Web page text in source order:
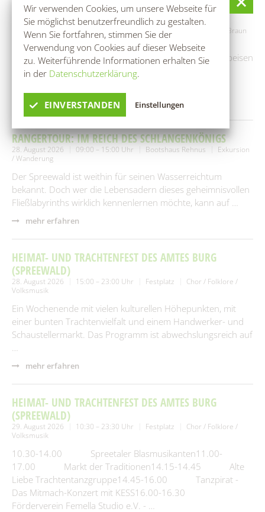
Wir verwenden Cookies, um unsere Webseite für
Sie möglichst benutzerfreundlich zu gestalten.
Wenn Sie fortfahren, stimmen Sie der
Verwendung von Cookies auf dieser Webseite
zu. Weiterführende Informationen erhalten Sie
in der Datenschutzerklärung.
EINVERSTANDEN Einstellungen
ROHKOST-WORKSHOP
25. August 2026 10:00 – 13:00 Uhr
Naturheilpraxen Ina-Elke Braun
Workshop / Seminar
Gemeinsames Herstellen von verschiedenen Rohkostspeisen
(4-5 Gänge Menü)Danach gemeinsames Essen mit den
mehr erfahren
RANGERTOUR: IM REICH DES SCHLANGENKÖNIGS
28. August 2026 09:00 – 15:00 Uhr Bootshaus Rehnus
Exkursion
/ Wanderung
Der Spreewald ist weithin für seinen Wasserreichtum
bekannt. Doch wer die Lebensadern dieses geheimnisvollen
Fließlabyrinths wirklich kennenlernen möchte, kann auf …
mehr erfahren
HEIMAT- UND TRACHTENFEST DES AMTES BURG
(SPREEWALD)
28. August 2026 15:00 – 23:00 Uhr Festplatz
Chor / Folklore /
Volksmusik
Ein Wochenende mit vielen kulturellen Höhepunkten, mit
einer bunten Trachtenvielfalt und einem Handwerker- und
Schaustellermarkt. Das Programm ist abwechslungsreich auf
…
mehr erfahren
HEIMAT- UND TRACHTENFEST DES AMTES BURG
(SPREEWALD)
29. August 2026 10:30 – 23:30 Uhr Festplatz
Chor / Folklore /
Volksmusik
10.30-14.00 Spreetaler Blasmusikanten11.00-
17.00 Markt der Traditionen14.15-14.45 Alte
Liebe Trachtentanzgruppe14.45-16.00 Tanzpirat -
Das Mitmach-Konzert mit KESS16.00-16.30
Förderverein Femella Studio e.V. - …